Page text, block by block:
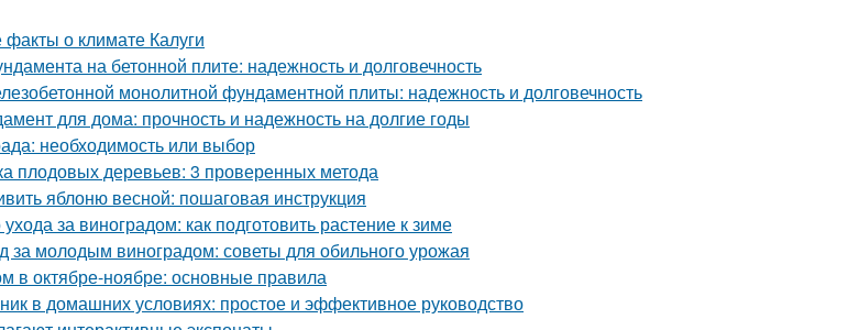
о климате Калуги
на бетонной плите: надежность и долговечность
монолитной фундаментной плиты: надежность и долговечность
для дома: прочность и надежность на долгие годы
необходимость или выбор
плодовых деревьев: 3 проверенных метода
яблоню весной: пошаговая инструкция
за виноградом: как подготовить растение к зиме
за молодым виноградом: советы для обильного урожая
в октябре-ноябре: основные правила
в домашних условиях: простое и эффективное руководство